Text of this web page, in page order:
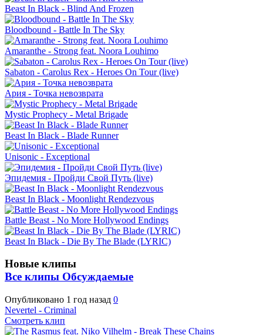
Beast In Black - Blind And Frozen
Bloodbound - Battle In The Sky
Amaranthe - Strong feat. Noora Louhimo
Sabaton - Carolus Rex - Heroes On Tour (live)
Ария - Точка невозврата
Mystic Prophecy - Metal Brigade
Beast In Black - Blade Runner
Unisonic - Exceptional
Эпидемия - Пройди Свой Путь (live)
Beast In Black - Moonlight Rendezvous
Battle Beast - No More Hollywood Endings
Beast In Black - Die By The Blade (LYRIC)
Новые клипы
Все клипы Обсуждаемые
Опубликовано 1 год назад 0
Nevertel - Criminal
Смотреть клип